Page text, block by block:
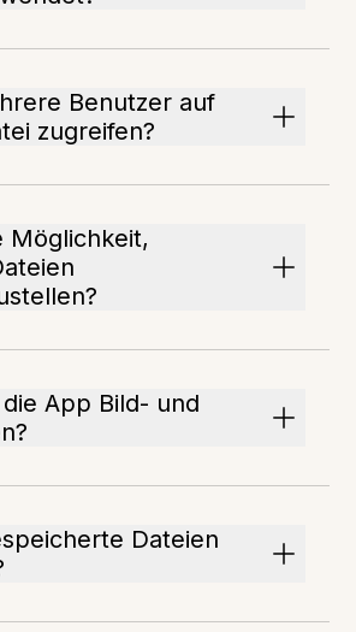
Benutzer auf
zugreifen?
Möglichkeit,
App Bild- und
Dateien